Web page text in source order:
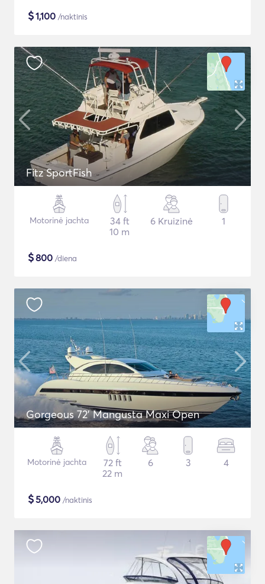
$1,100 /naktinis
Fitz SportFish
Motorinė jachta
34 ft
10 m
6 Kruizinė 1
$800 /diena
Gorgeous 72' Mangusta Maxi Open
Motorinė jachta
72 ft
22 m
6 3 4
$5,000 /naktinis